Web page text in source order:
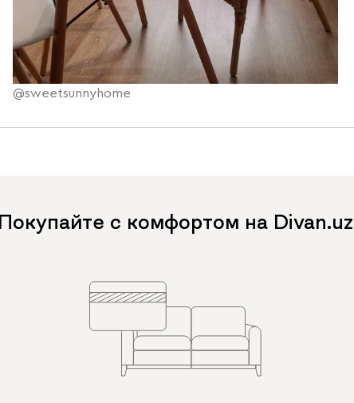
@sweetsunnyhome
Покупайте с комфортом на Divan.uz